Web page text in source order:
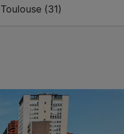
Toulouse (31)